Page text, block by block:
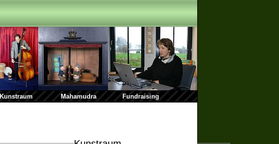
Kunstraum Mahamudra Fundraising